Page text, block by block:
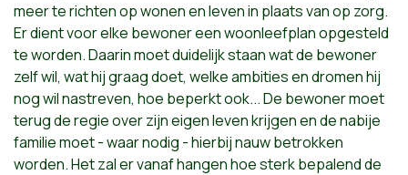
meer te richten op wonen en leven in plaats van op zorg.
Er dient voor elke bewoner een woonleefplan opgesteld
te worden. Daarin moet duidelijk staan wat de bewoner
zelf wil, wat hij graag doet, welke ambities en dromen hij
nog wil nastreven, hoe beperkt ook... De bewoner moet
terug de regie over zijn eigen leven krijgen en de nabije
familie moet - waar nodig - hierbij nauw betrokken
worden. Het zal er vanaf hangen hoe sterk bepalend de